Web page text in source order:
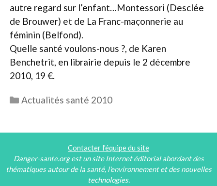
autre regard sur l’enfant…Montessori (Desclée
de Brouwer) et de La Franc-maçonnerie au
féminin (Belfond).
Quelle santé voulons-nous ?, de Karen
Benchetrit, en librairie depuis le 2 décembre
2010, 19 €.
Catégories
Actualités santé 2010
Contacter l'équipe du site
Danger-sante.org est un site Internet éditorial abordant des
thématiques autour de la santé, l'environnement et des nouvelles
technologies.